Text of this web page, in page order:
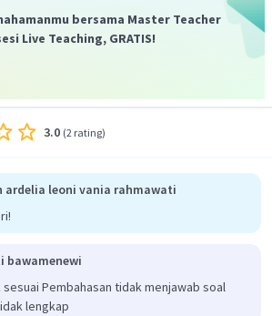
bersama Master Teacher
Live Teaching, GRATIS!
3.0 (2 rating)
ardelia leoni vania rahmawati
bawamenewi
Pembahasan tidak menjawab soal
lengkap